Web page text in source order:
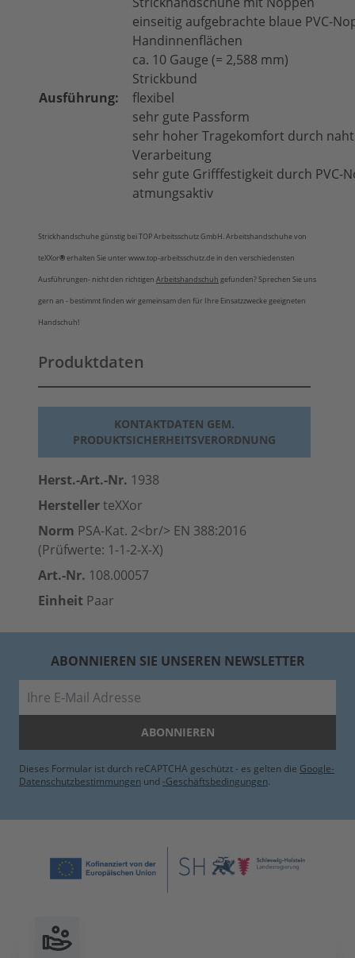
Ausführung:
einseiti­g aufgebrachte blaue PVC-
Handinnenflächen
ca. 10 Gauge (= 2,588 mm)
Strickbund
flexibel
sehr gute Passform
sehr hoher Tragekomfort durch
Verarbeitung
sehr gute Grifffestigkeit durch PVC-­
atmungsaktiv
Strickhandschuhe günstig bei TOP Arbeitsschutz GmbH. Arbeitshandschuhe von
teXXor®erhalten Sie unter www.top-arbeitsschutz.de in den verschiedensten
Ausführungen- nicht den richtigen Arbeitshandschuh gefunden? Sprechen Sie uns
gern an - bestimmt finden wir gemeinsam den für Ihre Einsatzzwecke geeigneten
Handschuh!
Produktdaten
KONTAKTDATEN GEM.
PRODUKTSICHERHEITSVERORDNUNG
Herst.-Art.-Nr. 1938
HerstellerteXXor
Norm PSA-Kat. 2<br/> EN 388:2016
(Prüfwerte: 1-1-2-X-X)
Art.-Nr. 108.00057
Einheit Paar
ABONNIEREN SIE UNSEREN NEWSLETTER
ABONNIEREN
Dieses Formular ist durch reCAPTCHA geschützt - es gelten die Google-
Datenschutzbestimmungen und -Geschäftsbedingungen.